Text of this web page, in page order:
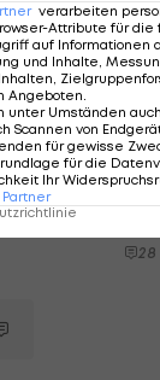
fix?
28
verarbeiten
Attribute für
auf Informationen
und Inhalte,
Angeboten
unter Umständen auch
Scannen von
für gewisse
für die
Ihr
Partner